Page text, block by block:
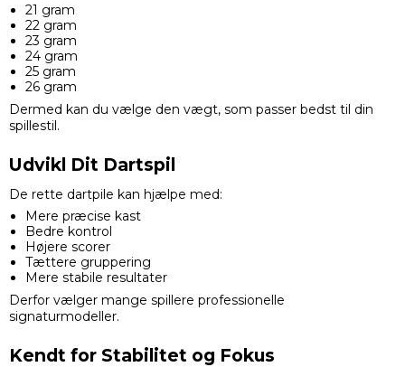
21 gram
22 gram
23 gram
24 gram
25 gram
26 gram
Dermed kan du vælge den vægt, som passer bedst til din
spillestil.
Udvikl Dit Dartspil
De rette dartpile kan hjælpe med:
Mere præcise kast
Bedre kontrol
Højere scorer
Tættere gruppering
Mere stabile resultater
Derfor vælger mange spillere professionelle
signaturmodeller.
Kendt for Stabilitet og Fokus